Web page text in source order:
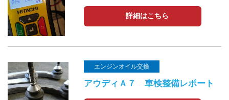
詳細はこちら
エンジンオイル交換
アウディＡ７ 車検整備レポート